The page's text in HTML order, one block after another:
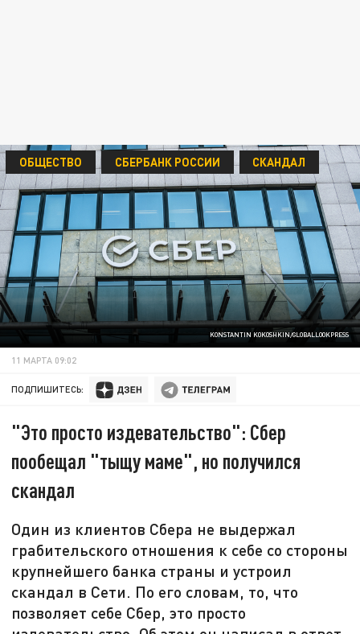
KONSTANTIN KOKOSHKIN/GLOBALLOOKPRESS
ОБЩЕСТВО СБЕРБАНК РОССИИ СКАНДАЛ
11 МАРТА 09:02
ПОДПИШИТЕСЬ:
"Это просто издевательство": Сбер
пообещал "тыщу маме", но получился
скандал
Один из клиентов Сбера не выдержал
грабительского отношения к себе со стороны
крупнейшего банка страны и устроил
скандал в Сети. По его словам, то, что
позволяет себе Сбер, это просто